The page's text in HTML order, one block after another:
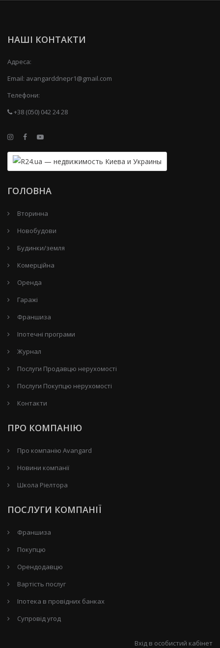
НАШІ КОНТАКТИ
Адреса:
Email: avangarddnepr1@gmail.com
Телефони:
+38 (050) 042 24 28
ГОЛОВНА
Вторинна
Новобудови
Будинки/земля
Комерційна
Оренда
Гаражі
Франшиза
Іпотечні програми
Журнал
Послуги Продавцю нерухомості
Послуги Покупцю нерухомості
Контакти
ПРО КОМПАНІЮ
Про компанію Avangard
Новини компанії
Школа Ріелтора
ПОСЛУГИ КОМПАНІЇ
Франшиза
Покупцю
Орендодавцю
Вартість послуг
Іпотека в провідних банках
Супровід угод
Вхід в особистий кабінет